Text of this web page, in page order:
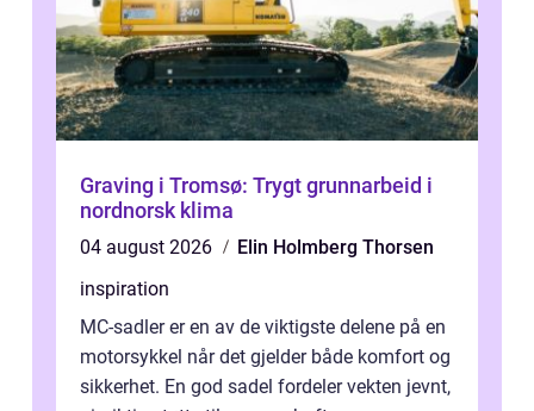
Graving i Tromsø: Trygt grunnarbeid i
nordnorsk klima
04 august 2026
Elin Holmberg Thorsen
inspiration
MC-sadler er en av de viktigste delene på en
motorsykkel når det gjelder både komfort og
sikkerhet. En god sadel fordeler vekten jevnt,